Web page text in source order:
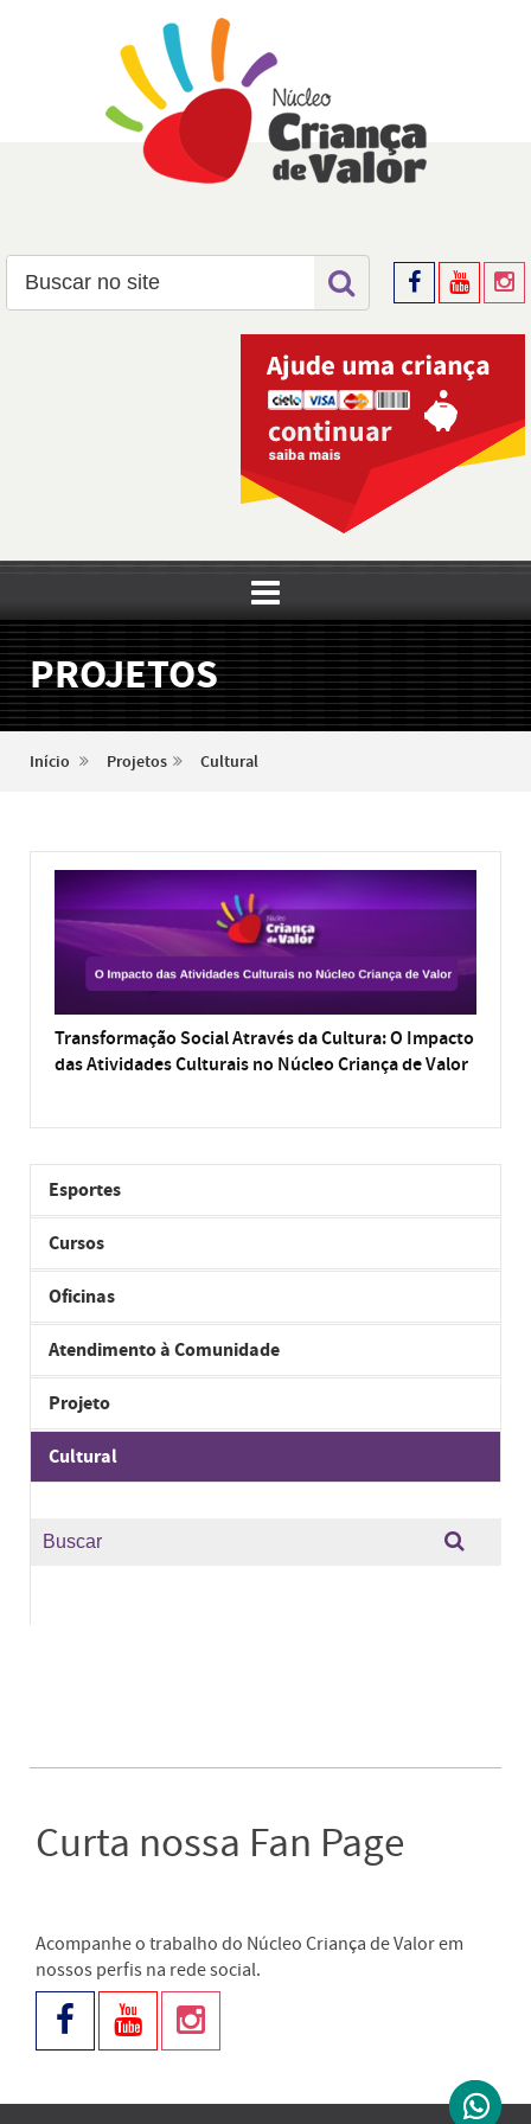
PROJETOS
Início Projetos Cultural
Transformação Social Através da Cultura: O Impacto
das Atividades Culturais no Núcleo Criança de Valor
Esportes
Cursos
Oficinas
Atendimento à Comunidade
Projeto
Cultural
Curta nossa Fan Page
Acompanhe o trabalho do Núcleo Criança de Valor em
nossos perfis na rede social.